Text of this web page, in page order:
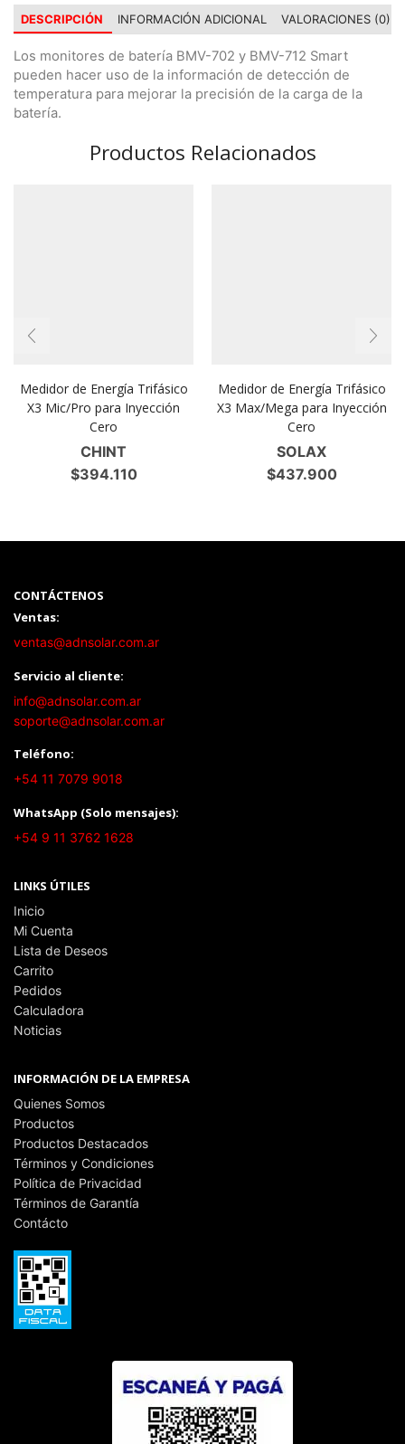
DESCRIPCIÓN INFORMACIÓN ADICIONAL VALORACIONES (0)
‎Los monitores de batería BMV-702 y BMV-712 Smart
pueden hacer uso de la información de detección de
temperatura para mejorar la precisión de la carga de la
batería‎.
Productos Relacionados
Medidor de Energía Trifásico
X3 Mic/Pro para Inyección
Cero
CHINT
$394.110
Medidor de Energía Trifásico
X3 Max/Mega para Inyección
Cero
SOLAX
$437.900
CONTÁCTENOS
Ventas:
ventas@adnsolar.com.ar
Servicio al cliente:
info@adnsolar.com.ar
soporte@adnsolar.com.ar
Teléfono:
+54 11 7079 9018
WhatsApp (Solo mensajes):
+54 9 11 3762 1628
LINKS ÚTILES
Inicio
Mi Cuenta
Lista de Deseos
Carrito
Pedidos
Calculadora
Noticias
INFORMACIÓN DE LA EMPRESA
Quienes Somos
Productos
Productos Destacados
Términos y Condiciones
Política de Privacidad
Términos de Garantía
Contácto